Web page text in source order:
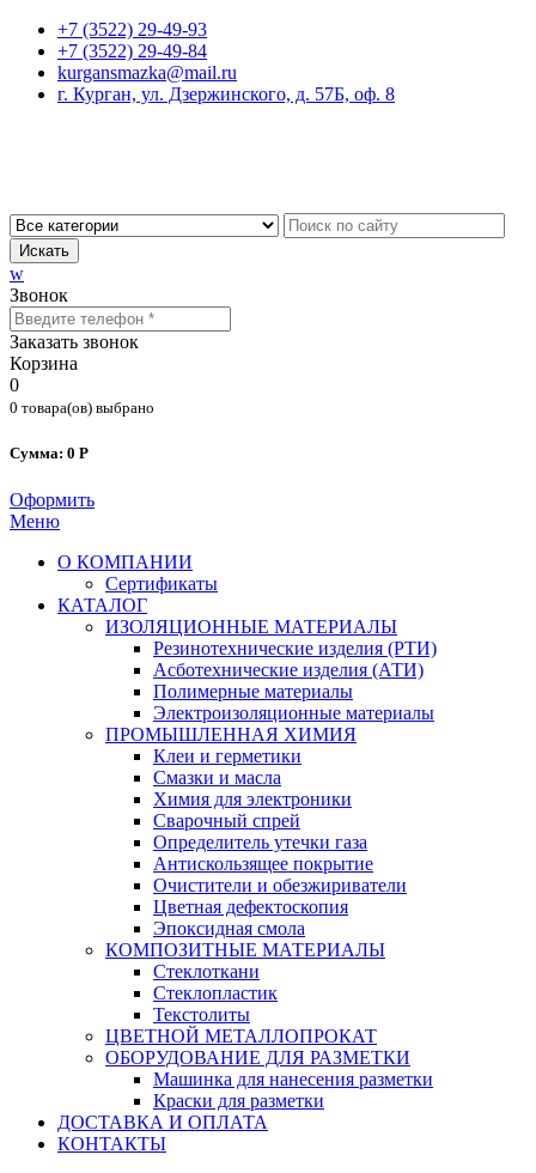
+7 (3522) 29-49-93
+7 (3522) 29-49-84
kurgansmazka@mail.ru
г. Курган, ул. Дзержинского, д. 57Б, оф. 8
Искать
w
Звонок
Заказать звонок
Корзина
0
0 товара(ов) выбрано
Сумма: 0 Р
Оформить
Меню
О КОМПАНИИ
Сертификаты
КАТАЛОГ
ИЗОЛЯЦИОННЫЕ МАТЕРИАЛЫ
Резинотехнические изделия (РТИ)
Асботехнические изделия (АТИ)
Полимерные материалы
Электроизоляционные материалы
ПРОМЫШЛЕННАЯ ХИМИЯ
Клеи и герметики
Смазки и масла
Химия для электроники
Сварочный спрей
Определитель утечки газа
Антискользящее покрытие
Очистители и обезжириватели
Цветная дефектоскопия
Эпоксидная смола
КОМПОЗИТНЫЕ МАТЕРИАЛЫ
Стеклоткани
Стеклопластик
Текстолиты
ЦВЕТНОЙ МЕТАЛЛОПРОКАТ
ОБОРУДОВАНИЕ ДЛЯ РАЗМЕТКИ
Машинка для нанесения разметки
Краски для разметки
ДОСТАВКА И ОПЛАТА
КОНТАКТЫ